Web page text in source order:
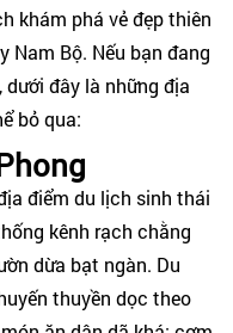
khám phá vẻ đẹp thiên
Nam Bộ. Nếu bạn đang
dưới đây là những địa
bỏ qua:
điểm du lịch sinh thái
kênh rạch chằng
dừa bạt ngàn. Du
thuyền dọc theo